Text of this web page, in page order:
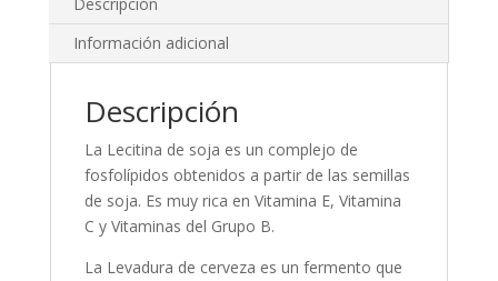
Información adicional
Descripción
La Lecitina de soja es un complejo de
fosfolípidos obtenidos a partir de las semillas
de soja. Es muy rica en Vitamina E, Vitamina
C y Vitaminas del Grupo B.
La Levadura de cerveza es un fermento que